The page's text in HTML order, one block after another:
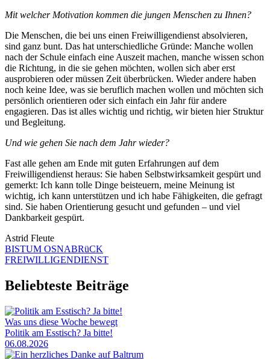
Mit welcher Motivation kommen die jungen Menschen zu Ihnen?
Die Menschen, die bei uns einen Freiwilligendienst absolvieren,
sind ganz bunt. Das hat unterschiedliche Gründe: Manche wollen
nach der Schule einfach eine Auszeit machen, manche wissen schon
die Richtung, in die sie gehen möchten, wollen sich aber erst
ausprobieren oder müssen Zeit überbrücken. Wieder andere haben
noch keine Idee, was sie beruflich machen wollen und möchten sich
persönlich orientieren oder sich einfach ein Jahr für andere
engagieren. Das ist alles wichtig und richtig, wir bieten hier Struktur
und Begleitung.
Und wie gehen Sie nach dem Jahr wieder?
Fast alle gehen am Ende mit guten Erfahrungen auf dem
Freiwilligendienst heraus: Sie haben Selbstwirksamkeit gespürt und
gemerkt: Ich kann tolle Dinge beisteuern, meine Meinung ist
wichtig, ich kann unterstützen und ich habe Fähigkeiten, die gefragt
sind. Sie haben Orientierung gesucht und gefunden – und viel
Dankbarkeit gespürt.
Astrid Fleute
BISTUM OSNABRüCK
FREIWILLIGENDIENST
Beliebteste Beiträge
Was uns diese Woche bewegt
Politik am Esstisch? Ja bitte!
06.08.2026